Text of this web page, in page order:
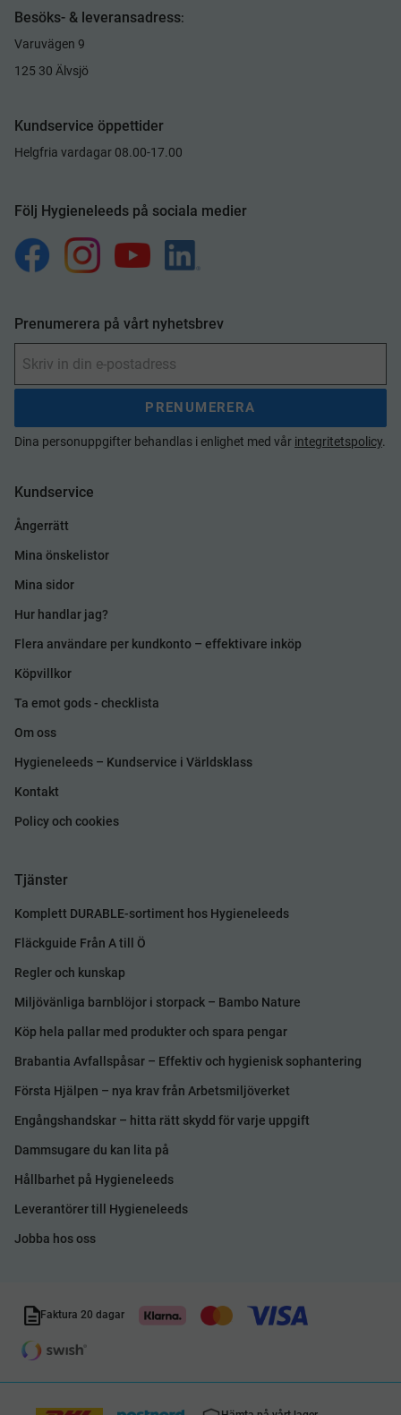
Besöks- & leveransadress:
Varuvägen 9
125 30 Älvsjö
Kundservice öppettider
Helgfria vardagar 08.00-17.00
Följ Hygieneleeds på sociala medier
Prenumerera på vårt nyhetsbrev
PRENUMERERA
Dina personuppgifter behandlas i enlighet med vår integritetspolicy.
Kundservice
Ångerrätt
Mina önskelistor
Mina sidor
Hur handlar jag?
Flera användare per kundkonto – effektivare inköp
Köpvillkor
Ta emot gods - checklista
Om oss
Hygieneleeds – Kundservice i Världsklass
Kontakt
Policy och cookies
Tjänster
Komplett DURABLE-sortiment hos Hygieneleeds
Fläckguide Från A till Ö
Regler och kunskap
Miljövänliga barnblöjor i storpack – Bambo Nature
Köp hela pallar med produkter och spara pengar
Brabantia Avfallspåsar – Effektiv och hygienisk sophantering
Första Hjälpen – nya krav från Arbetsmiljöverket
Engångshandskar – hitta rätt skydd för varje uppgift
Dammsugare du kan lita på
Hållbarhet på Hygieneleeds
Leverantörer till Hygieneleeds
Jobba hos oss
Faktura 20 dagar